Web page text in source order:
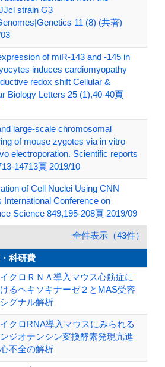
strain G3
11 (8) (共著)
of miR-143 and -145 in
induces cardiomyopathy
redox shift Cellular &
Biology Letters 25 (1),40-40頁
large-scale chromosomal
of mouse zygotes via in vitro
electroporation. Scientific reports
14713頁 2019/10
of Cell Nuclei Using CNN
International Conference on
Science 849,195-208頁 2019/09
全件表示（43件）
科研費
クロＲＮＡ導入マウス心筋症に
るヘキソキナーゼ２とMAS受容
グナル解析
クロRNA導入マウスにみられる
ジオテンシン変換酵素発現亢進
不全の解析